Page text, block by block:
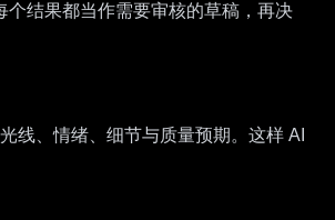
结果都当作需要审核的草稿，再决
线、情绪、细节与质量预期。这样 AI